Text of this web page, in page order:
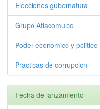
Elecciones gubernatura
Grupo Atlacomulco
Poder economico y politico
Practicas de corrupcion
Fecha de lanzamiento